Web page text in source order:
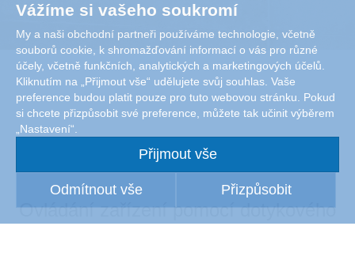
Ovládání zařízení pomocí dotykového
displeje
Vážíme si vašeho soukromí
My a naši obchodní partneři používáme technologie, včetně
souborů cookie, k shromažďování informací o vás pro různé
účely, včetně funkčních, analytických a marketingových účelů.
Kliknutím na „Přijmout vše“ udělujete svůj souhlas. Vaše
preference budou platit pouze pro tuto webovou stránku. Pokud
si chcete přizpůsobit své preference, můžete tak učinit výběrem
„Nastavení“.
Přijmout vše
Odmítnout vše Přizpůsobit